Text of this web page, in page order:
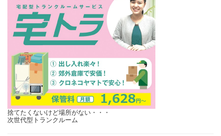
捨てたくないけど場所がない・・・
次世代型トランクルーム